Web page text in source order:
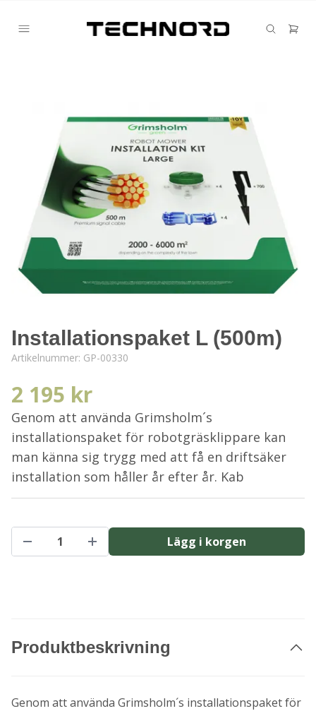
Installationspaket L (500m)
Artikelnummer: GP-00330
2 195 kr
Genom att använda Grimsholm´s
installationspaket för robotgräsklippare kan
man känna sig trygg med att få en driftsäker
installation som håller år efter år. Kab
Lägg i korgen
Produktbeskrivning
Genom att använda Grimsholm´s installationspaket för